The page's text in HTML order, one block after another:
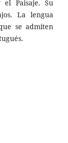
el Paisaje. Su
La lengua
se admiten